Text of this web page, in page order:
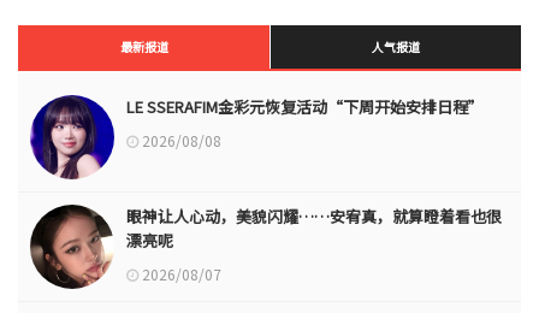
最新报道 人气报道
LE SSERAFIM金彩元恢复活动“下周开始安排日程”
2026/08/08
眼神让人心动，美貌闪耀……安宥真，就算瞪着看也很
漂亮呢
2026/08/07